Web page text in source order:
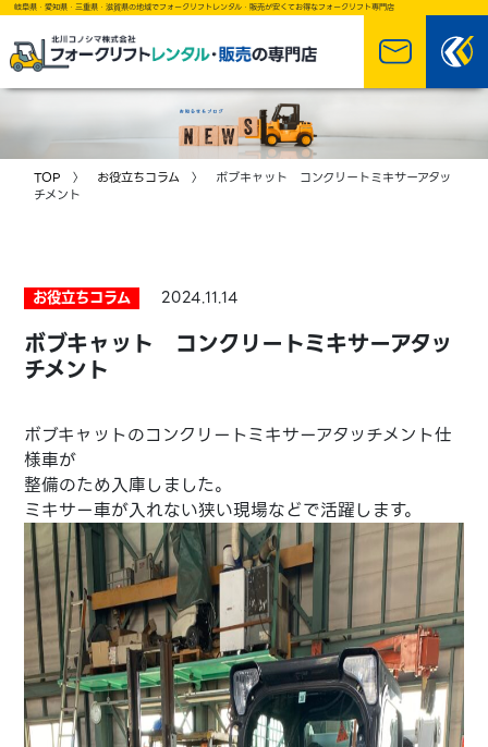
岐阜県・愛知県・三重県・滋賀県の地域でフォークリフトレンタル・販売が安くてお得なフォークリフト専門店
TOP 〉 お役立ちコラム 〉 ボブキャット コンクリートミキサーアタッ
チメント
お役立ちコラム 2024.11.14
ボブキャット コンクリートミキサーアタッ
チメント
ボブキャットのコンクリートミキサーアタッチメント仕
様車が
整備のため入庫しました。
ミキサー車が入れない狭い現場などで活躍します。